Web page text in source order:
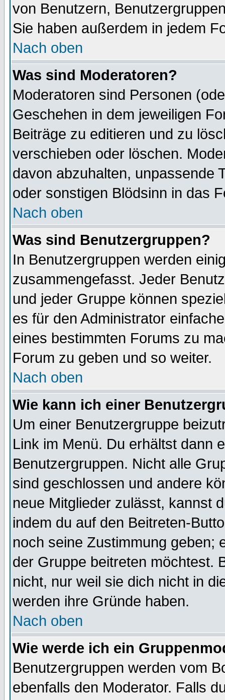
von Benutzern,
Sie haben außerdem in jedem
Nach oben
Was sind Moderatoren?
Moderatoren sind Personen
Geschehen in dem jeweiligen
Beiträge zu editieren und zu
verschieben oder löschen.
davon abzuhalten, unpassende
oder sonstigen Blödsinn in das
Nach oben
Was sind Benutzergruppen?
In Benutzergruppen werden
zusammengefasst. Jeder
und jeder Gruppe können
es für den Administrator
eines bestimmten Forums zu
Forum zu geben und so weiter.
Nach oben
Wie kann ich einer
Um einer Benutzergruppe
Link im Menü. Du erhältst dann
Benutzergruppen. Nicht alle
sind geschlossen und andere
neue Mitglieder zulässt, kannst
indem du auf den Beitreten-
noch seine Zustimmung geben;
der Gruppe beitreten möchtest.
nicht, nur weil sie dich nicht in
werden ihre Gründe haben.
Nach oben
Wie werde ich ein
Benutzergruppen werden vom
ebenfalls den Moderator. Falls